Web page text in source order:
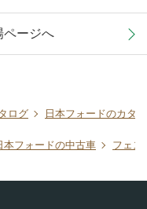
ページへ
ログ 日本フォードのカタ
本フォードの中古車 フェス